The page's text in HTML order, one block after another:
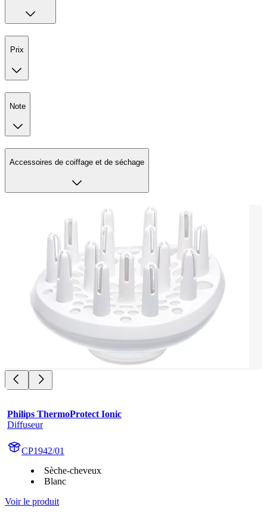
Prix
Note
Accessoires de coiffage et de séchage
Philips ThermoProtect Ionic
Diffuseur
CP1942/01
Sèche-cheveux
Blanc
Voir le produit